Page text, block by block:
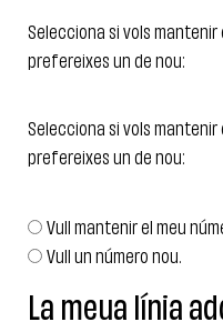
Selecciona si vols
prefereixes un de nou:
Selecciona si vols
prefereixes un de nou:
Vull mantenir el meu
Vull un número nou.
La meua línia